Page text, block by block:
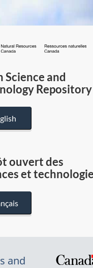
/
Science and
Repository
ouvert des
et technologie
and